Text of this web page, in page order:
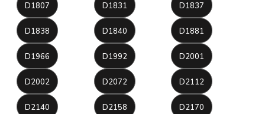
D1807 D1831 D1837
D1838 D1840 D1881
D1966 D1992 D2001
D2002 D2072 D2112
D2140 D2158 D2170